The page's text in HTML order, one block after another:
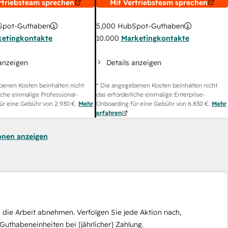
sprechen
Guthaben
Kosten beinhalten nicht
einmalige Professional-
eine Gebühr von 2.930 €. Mehr
Mit Vertriebsteam sprechen
5,000 HubSpot-Guthaben
10.000 Marketingkontakte
Details anzeigen
* Die angegebenen Kosten beinhalten nicht
das erforderliche einmalige Enterprise-
Onboarding für eine Gebühr von 6.830 €. Mehr
erfahren
anzeigen
Arbeit abnehmen. Verfolgen Sie jede Aktion nach,
bei [jährlicher] Zahlung.